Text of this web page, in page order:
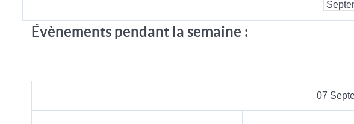
Évènements pendant la semaine :
07